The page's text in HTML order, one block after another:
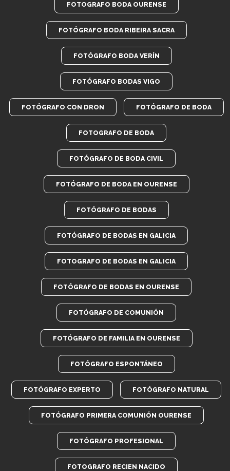
FOTOGRAFO BODA OURENSE
FOTÓGRAFO BODA RIBEIRA SACRA
FOTÓGRAFO BODA VERÍN
FOTÓGRAFO BODAS VIGO
FOTÓGRAFO CON DRON FOTÓGRAFO DE BODA
FOTOGRAFO DE BODA
FOTÓGRAFO DE BODA CIVIL
FOTÓGRAFO DE BODA EN OURENSE
FOTÓGRAFO DE BODAS
FOTÓGRAFO DE BODAS EN GALICIA
FOTOGRAFO DE BODAS EN GALICIA
FOTÓGRAFO DE BODAS EN OURENSE
FOTÓGRAFO DE COMUNIÓN
FOTÓGRAFO DE FAMILIA EN OURENSE
FOTÓGRAFO ESPONTÁNEO
FOTÓGRAFO EXPERTO FOTÓGRAFO NATURAL
FOTÓGRAFO PRIMERA COMUNIÓN OURENSE
FOTÓGRAFO PROFESIONAL
FOTOGRAFO RECIEN NACIDO